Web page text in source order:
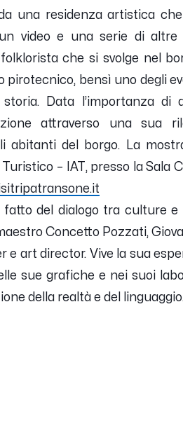
una residenza artistica
video e una serie di altre
che si svolge nel
pirotecnico, bensì uno degli
Data l’importanza di
attraverso una sua
abitanti del borgo.
La
– IAT, presso la Sala
del dialogo tra culture e
Concetto Pozzati,
e art director. Vive la sua
sue grafiche e nei suoi
della realtà e del linguaggio.